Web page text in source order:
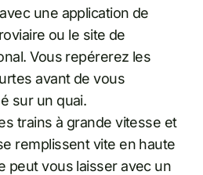
une application de
ou le site de
Vous repérerez les
avant de vous
sur un quai.
trains à grande vitesse et
remplissent vite en haute
peut vous laisser avec un